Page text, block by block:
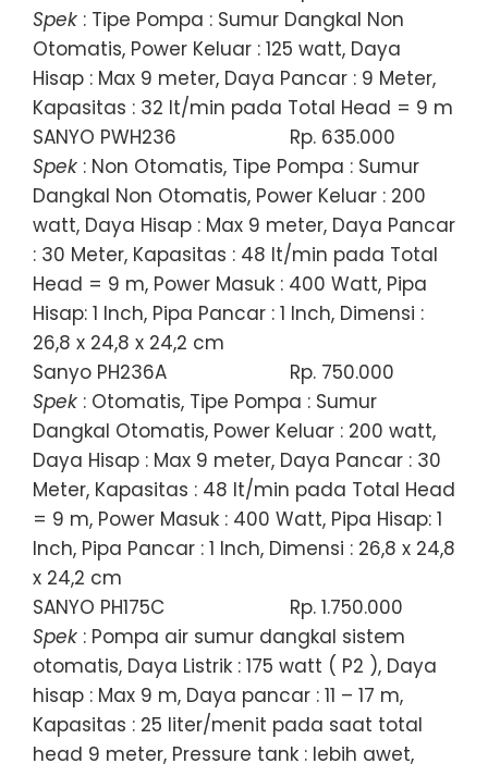
Spek : Tipe Pompa : Sumur Dangkal Non
Otomatis, Power Keluar : 125 watt, Daya
Hisap : Max 9 meter, Daya Pancar : 9 Meter,
Kapasitas : 32 lt/min pada Total Head = 9 m
SANYO PWH236
Rp. 635.000
Spek : Non Otomatis, Tipe Pompa : Sumur
Dangkal Non Otomatis, Power Keluar : 200
watt, Daya Hisap : Max 9 meter, Daya Pancar
: 30 Meter, Kapasitas : 48 lt/min pada Total
Head = 9 m, Power Masuk : 400 Watt, Pipa
Hisap: 1 Inch, Pipa Pancar : 1 Inch, Dimensi :
26,8 x 24,8 x 24,2 cm
Sanyo PH236A
Rp. 750.000
Spek : Otomatis, Tipe Pompa : Sumur
Dangkal Otomatis, Power Keluar : 200 watt,
Daya Hisap : Max 9 meter, Daya Pancar : 30
Meter, Kapasitas : 48 lt/min pada Total Head
= 9 m, Power Masuk : 400 Watt, Pipa Hisap: 1
Inch, Pipa Pancar : 1 Inch, Dimensi : 26,8 x 24,8
x 24,2 cm
SANYO PH175C
Rp. 1.750.000
Spek : Pompa air sumur dangkal sistem
otomatis, Daya Listrik : 175 watt ( P2 ), Daya
hisap : Max 9 m, Daya pancar : 11 – 17 m,
Kapasitas : 25 liter/menit pada saat total
head 9 meter, Pressure tank : lebih awet,